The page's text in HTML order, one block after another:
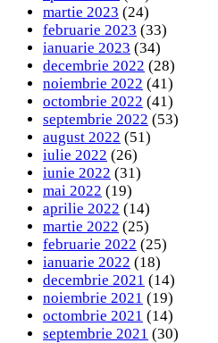
martie 2023 (24)
februarie 2023 (33)
ianuarie 2023 (34)
decembrie 2022 (28)
noiembrie 2022 (41)
octombrie 2022 (41)
septembrie 2022 (53)
august 2022 (51)
iulie 2022 (26)
iunie 2022 (31)
mai 2022 (19)
aprilie 2022 (14)
martie 2022 (25)
februarie 2022 (25)
ianuarie 2022 (18)
decembrie 2021 (14)
noiembrie 2021 (19)
octombrie 2021 (14)
septembrie 2021 (30)